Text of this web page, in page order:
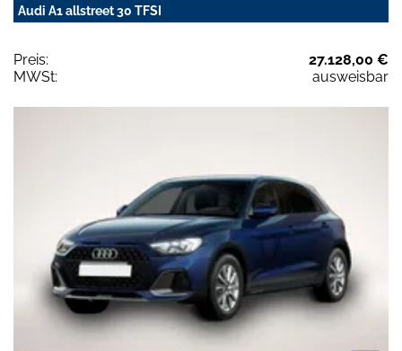
Audi A1 allstreet 30 TFSI
Preis:
27.128,00 €
MWSt:
ausweisbar